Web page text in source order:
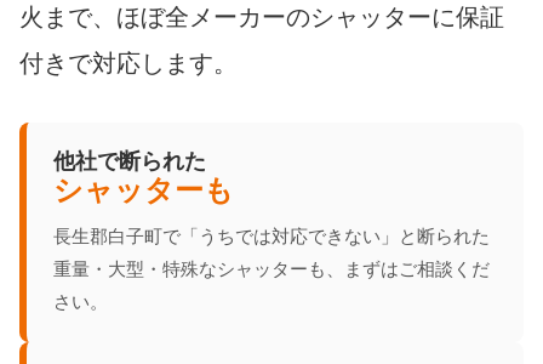
火まで、ほぼ全メーカーのシャッターに保証
付きで対応します。
他社で断られた
シャッターも
長生郡白子町で「うちでは対応できない」と断られた
重量・大型・特殊なシャッターも、まずはご相談くだ
さい。